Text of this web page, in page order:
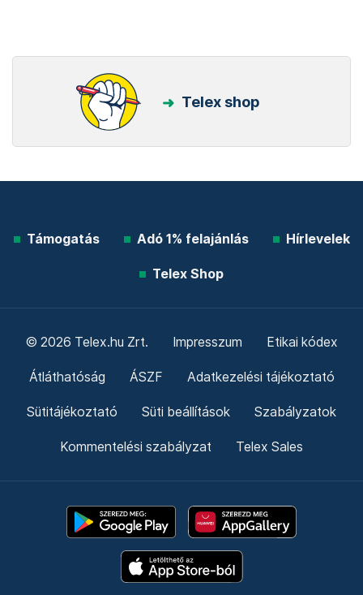
Telex shop
Támogatás Adó 1% felajánlás Hírlevelek
Telex Shop
© 2026 Telex.hu Zrt. Impresszum Etikai kódex
Átláthatóság ÁSZF Adatkezelési tájékoztató
Sütitájékoztató Süti beállítások Szabályzatok
Kommentelési szabályzat Telex Sales